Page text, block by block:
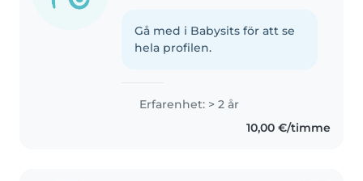
Gå med i Babysits för att se
hela profilen.
Erfarenhet: > 2 år
10,00 €/timme